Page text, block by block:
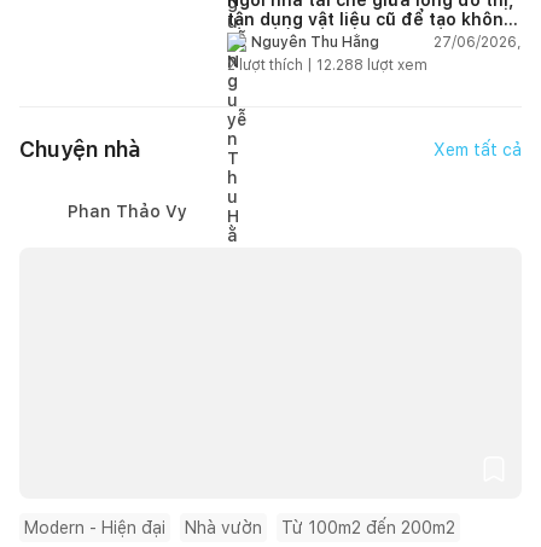
tận dụng vật liệu cũ để tạo không
gian sống linh hoạt
Nguyễn Thu Hằng
27/06/2026,
2lượt thích | 12.288 lượt xem
Chuyện nhà Xem tất cả
Phan Thảo Vy
Modern - Hiện đại Nhà vườn Từ 100m2 đến 200m2